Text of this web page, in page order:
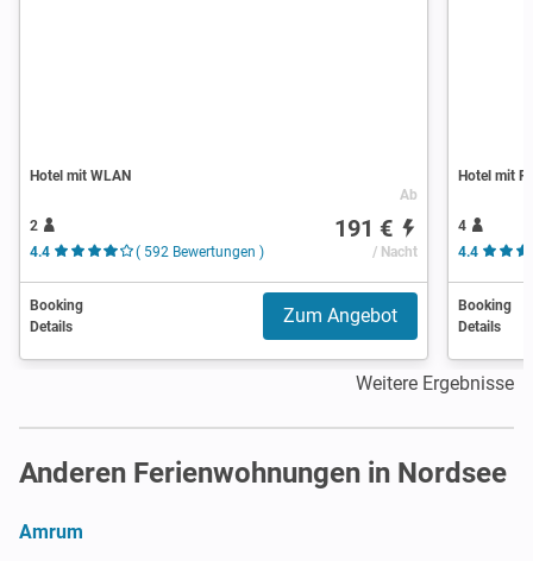
Hotel mit WLAN
2
4.4
( 592 Bewertungen )
Ab
191 €
/ Nacht
Booking
Details
Zum Angebot
Hotel mit
4
4.4
Booking
Details
Weitere Ergebnisse
Anderen Ferienwohnungen in Nordsee
Amrum